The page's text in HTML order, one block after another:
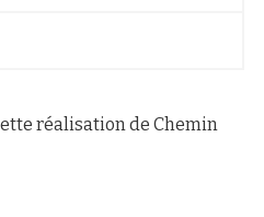
réalisation de Chemin